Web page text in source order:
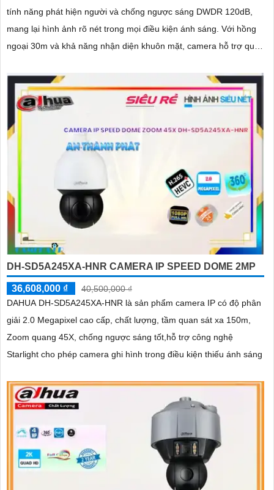
tính năng phát hiện người và chống ngược sáng DWDR 120dB,
mang lại hình ảnh rõ nét trong mọi điều kiện ánh sáng. Với hồng
ngoại 30m và khả năng nhận diện khuôn mặt, camera hỗ trợ quan
DH-SD5A245XA-HNR CAMERA IP SPEED DOME 2MP
36,608,000 ₫
40,500,000 ₫
DAHUA DH-SD5A245XA-HNR là sản phẩm camera IP có độ phân
giải 2.0 Megapixel cao cấp, chất lượng, tầm quan sát xa 150m,
Zoom quang 45X, chống ngược sáng tốt,hỗ trợ công nghệ
Starlight cho phép camera ghi hình trong điều kiện thiếu ánh sáng